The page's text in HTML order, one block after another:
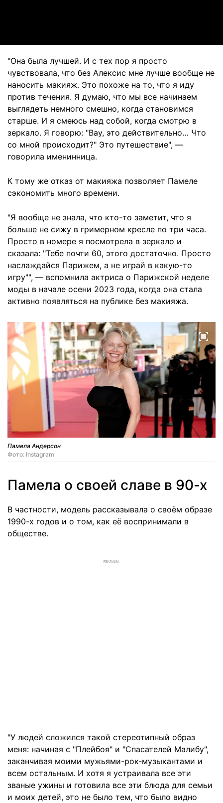
"Она была лучшей. И с тех пор я просто
чувствовала, что без Алексис мне лучше вообще не
наносить макияж. Это похоже на то, что я иду
против течения. Я думаю, что мы все начинаем
выглядеть немного смешно, когда становимся
старше. И я смеюсь над собой, когда смотрю в
зеркало. Я говорю: "Вау, это действительно… Что
со мной происходит?" Это путешествие", —
говорила именинница.
К тому же отказ от макияжа позволяет Памеле
сэкономить много времени.
"Я вообще не знала, что кто-то заметит, что я
больше не сижу в гримерном кресле по три часа.
Просто в номере я посмотрела в зеркало и
сказала: "Тебе почти 60, этого достаточно. Просто
наслаждайся Парижем, а не играй в какую-то
игру"", — вспомнила актриса о Парижской неделе
моды в начале осени 2023 года, когда она стала
активно появляться на публике без макияжа.
Памела Андерсон
Фото: Instagram
Памела о своей славе в 90-х
В частности, модель рассказывала о своём образе
1990-х годов и о том, как её воспринимали в
обществе.
РЕКЛАМА
"У людей сложился такой стереотипный образ
меня: начиная с "Плейбоя" и "Спасателей Малибу",
заканчивая моими мужьями-рок-музыкантами и
всем остальным. И хотя я устраивала все эти
званые ужины и готовила все эти блюда для семьи
и моих детей, это не было тем, что было видно